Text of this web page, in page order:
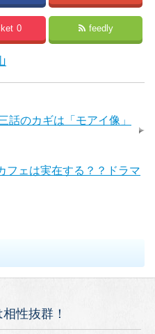
0 feedly
話のカギは「モアイ像」
フェは実在する？？ドラマ
性抜群！